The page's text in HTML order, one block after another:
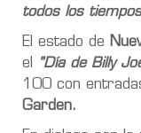
todos los
El estado de
el
"Día de Billy
100 con
Garden.